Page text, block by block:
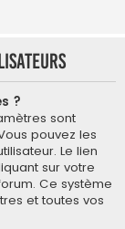
?
sont
pouvez les
Le lien
sur votre
Ce système
et toutes vos